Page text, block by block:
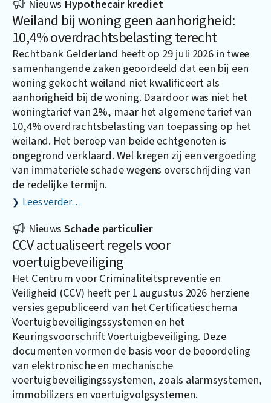
Nieuws Hypothecair krediet
Weiland bij woning geen aanhorigheid:
10,4% overdrachtsbelasting terecht
Rechtbank Gelderland heeft op 29 juli 2026 in twee
samenhangende zaken geoordeeld dat een bij een
woning gekocht weiland niet kwalificeert als
aanhorigheid bij de woning. Daardoor was niet het
woningtarief van 2%, maar het algemene tarief van
10,4% overdrachtsbelasting van toepassing op het
weiland. Het beroep van beide echtgenoten is
ongegrond verklaard. Wel kregen zij een vergoeding
van immateriële schade wegens overschrijding van
de redelijke termijn.
Lees verder…
NieuwsSchade particulier
CCV actualiseert regels voor
voertuigbeveiliging
Het Centrum voor Criminaliteitspreventie en
Veiligheid (CCV) heeft per 1 augustus 2026 herziene
versies gepubliceerd van het Certificatieschema
Voertuigbeveiligingssystemen en het
Keuringsvoorschrift Voertuigbeveiliging. Deze
documenten vormen de basis voor de beoordeling
van elektronische en mechanische
voertuigbeveiligingssystemen, zoals alarmsystemen,
immobilizers en voertuigvolgsystemen.